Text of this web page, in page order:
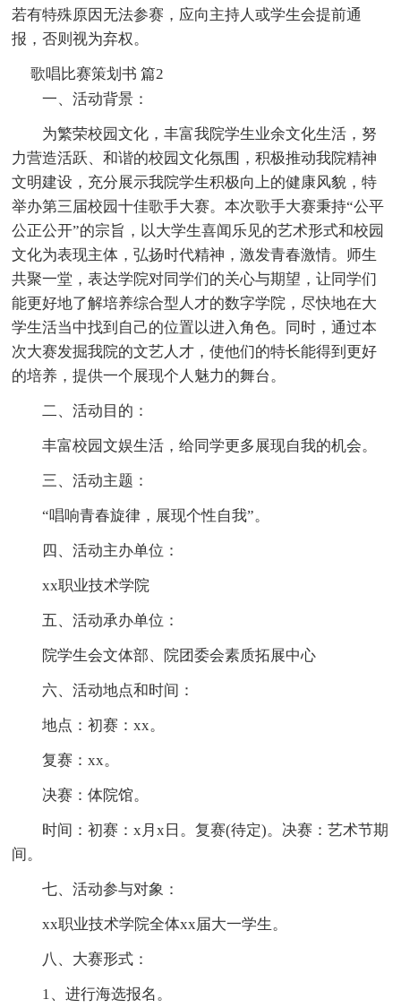
若有特殊原因无法参赛，应向主持人或学生会提前通
报，否则视为弃权。
歌唱比赛策划书 篇2
一、活动背景：
为繁荣校园文化，丰富我院学生业余文化生活，努
力营造活跃、和谐的校园文化氛围，积极推动我院精神
文明建设，充分展示我院学生积极向上的健康风貌，特
举办第三届校园十佳歌手大赛。本次歌手大赛秉持“公平
公正公开”的宗旨，以大学生喜闻乐见的艺术形式和校园
文化为表现主体，弘扬时代精神，激发青春激情。师生
共聚一堂，表达学院对同学们的关心与期望，让同学们
能更好地了解培养综合型人才的数字学院，尽快地在大
学生活当中找到自己的位置以进入角色。同时，通过本
次大赛发掘我院的文艺人才，使他们的特长能得到更好
的培养，提供一个展现个人魅力的舞台。
二、活动目的：
丰富校园文娱生活，给同学更多展现自我的机会。
三、活动主题：
“唱响青春旋律，展现个性自我”。
四、活动主办单位：
xx职业技术学院
五、活动承办单位：
院学生会文体部、院团委会素质拓展中心
六、活动地点和时间：
地点：初赛：xx。
复赛：xx。
决赛：体院馆。
时间：初赛：x月x日。复赛(待定)。决赛：艺术节期
间。
七、活动参与对象：
xx职业技术学院全体xx届大一学生。
八、大赛形式：
1、进行海选报名。